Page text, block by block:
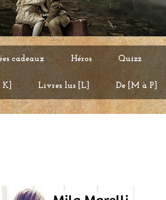
cadeaux Héros Quizz
K] Livres lus [L] De [M à P]